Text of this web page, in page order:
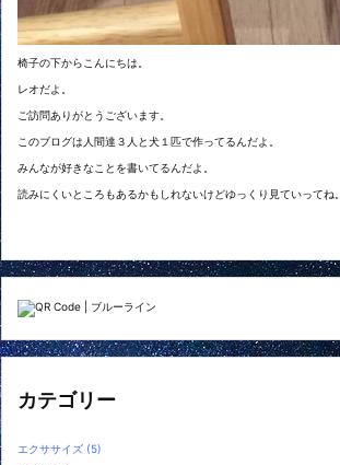
椅子の下からこんにちは。
レオだよ。
ご訪問ありがとうございます。
このブログは人間達３人と犬１匹で作ってるんだよ。
みんなが好きなことを書いてるんだよ。
読みにくいところもあるかもしれないけどゆっくり見ていってね。
カテゴリー
エクササイズ (5)